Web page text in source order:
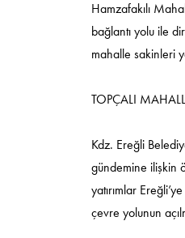
Hamzafakılı
bağlantı yolu ile
mahalle sakinleri
TOPÇALI
Kdz. Ereğli
gündemine ilişkin
yatırımlar
çevre yolunun